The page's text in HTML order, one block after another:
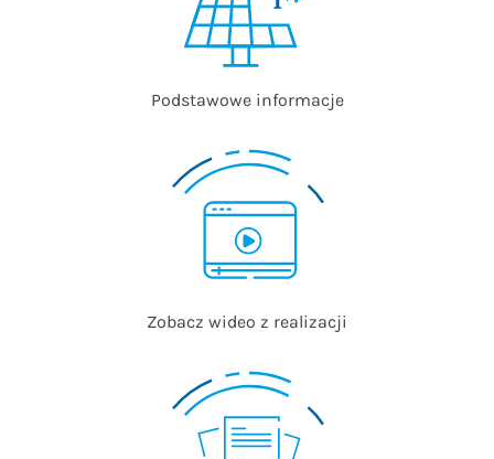
Podstawowe informacje
Zobacz wideo z realizacji